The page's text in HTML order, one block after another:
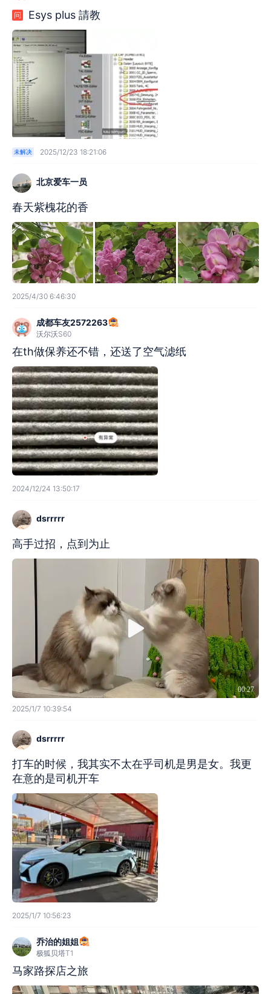
问 Esys plus 請教
未解决 2025/12/23 18:21:06
北京爱车一员
春天紫槐花的香
2025/4/30 6:46:30
成都车友2572263
沃尔沃S60
在th做保养还不错，还送了空气滤纸
2024/12/24 13:50:17
dsrrrrr
高手过招，点到为止
00:27
2025/1/7 10:39:54
dsrrrrr
打车的时候，我其实不太在乎司机是男是女。我更
在意的是司机开车
2025/1/7 10:56:23
乔治的姐姐
极狐贝塔T1
马家路探店之旅